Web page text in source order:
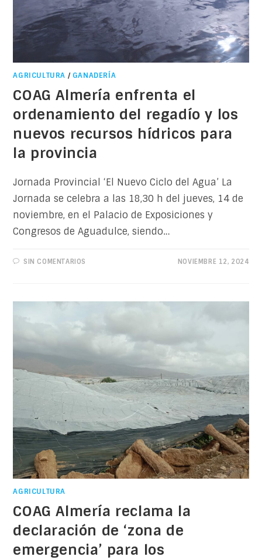
AGRICULTURA / GANADERÍA
COAG Almería enfrenta el
ordenamiento del regadío y los
nuevos recursos hídricos para
la provincia
Jornada Provincial ‘El Nuevo Ciclo del Agua’ La
Jornada se celebra a las 18,30 h del jueves, 14 de
noviembre, en el Palacio de Exposiciones y
Congresos de Aguadulce, siendo…
SIN COMENTARIOS NOVIEMBRE 12, 2024
AGRICULTURA
COAG Almería reclama la
declaración de ‘zona de
emergencia’ para los